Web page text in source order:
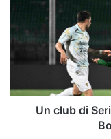
Serie
A
prova
l'ex
AvellinoUn club di